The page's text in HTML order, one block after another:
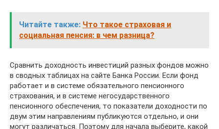
Читайте также: Что такое страховая и
социальная пенсия: в чем разница?
Сравнить доходность инвестиций разных фондов можно
в сводных таблицах на сайте Банка России. Если фонд
работает и в системе обязательного пенсионного
страхования, и в системе негосударственного
пенсионного обеспечения, то показатели доходности по
двум этим направлениям публикуются отдельно, и они
могут различаться. Поэтому для начала выберите, какой